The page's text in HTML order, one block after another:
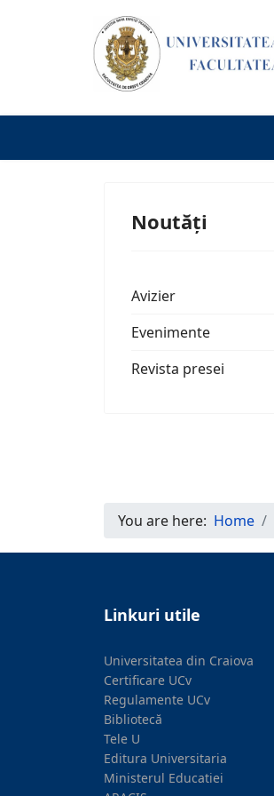
Noutăți
Avizier
Evenimente
Revista presei
You are here: Home
Linkuri utile
Universitatea din Craiova
Certificare UCv
Regulamente UCv
Bibliotecă
Tele U
Editura Universitaria
Ministerul Educatiei